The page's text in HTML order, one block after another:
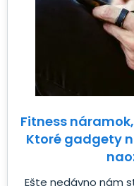
Fitness
Ktoré gadgety
Ešte nedávno nám